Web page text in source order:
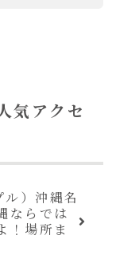
気アクセ
）沖縄名
ならでは
！場所ま